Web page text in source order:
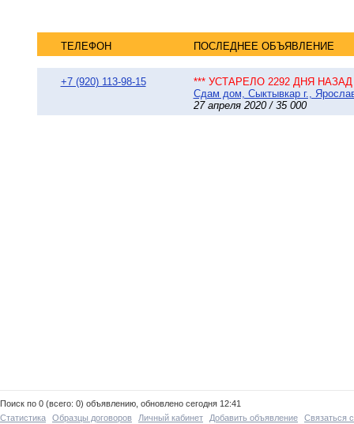
ТЕЛЕФОН ПОСЛЕДНЕЕ ОБЪЯВЛЕНИЕ
+7 (920) 113-98-15
*** УСТАРЕЛО 2292 ДНЯ НАЗАД
Сдам дом, Сыктывкар г.,
27 апреля 2020 / 35 000
Поиск по 0 (всего: 0) объявлению, обновлено сегодня 12:41
Статистика
Образцы договоров Личный кабинет Добавить объявление Связаться